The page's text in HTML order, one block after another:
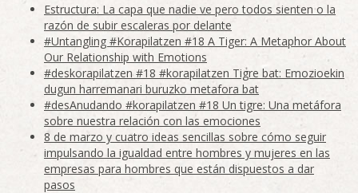
Estructura: La capa que nadie ve pero todos sienten o la
razón de subir escaleras por delante
#Untangling #Korapilatzen #18 A Tiger: A Metaphor About
Our Relationship with Emotions
#deskorapilatzen #18 #korapilatzen Tigre bat: Emozioekin
dugun harremanari buruzko metafora bat
#desAnudando #korapilatzen #18 Un tigre: Una metáfora
sobre nuestra relación con las emociones
8 de marzo y cuatro ideas sencillas sobre cómo seguir
impulsando la igualdad entre hombres y mujeres en las
empresas para hombres que están dispuestos a dar
pasos